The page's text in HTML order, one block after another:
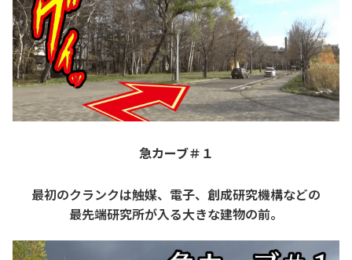
急カーブ＃１
最初のクランクは触媒、電子、創成研究機構などの
最先端研究所が入る大きな建物の前。